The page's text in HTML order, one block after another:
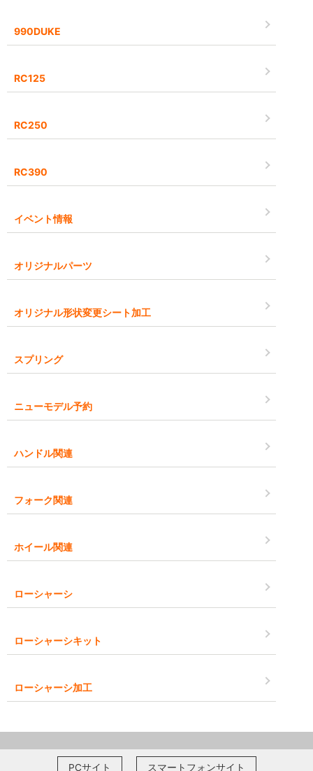
990DUKE
RC125
RC250
RC390
イベント情報
オリジナルパーツ
オリジナル形状変更シート加工
スプリング
ニューモデル予約
ハンドル関連
フォーク関連
ホイール関連
ローシャーシ
ローシャーシキット
ローシャーシ加工
PCサイト スマートフォンサイト